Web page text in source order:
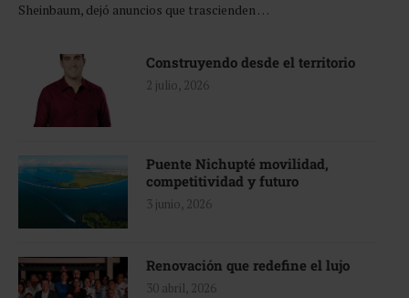
Sheinbaum, dejó anuncios que trascienden …
Construyendo desde el territorio
2 julio, 2026
Puente Nichupté movilidad,
competitividad y futuro
3 junio, 2026
Renovación que redefine el lujo
30 abril, 2026